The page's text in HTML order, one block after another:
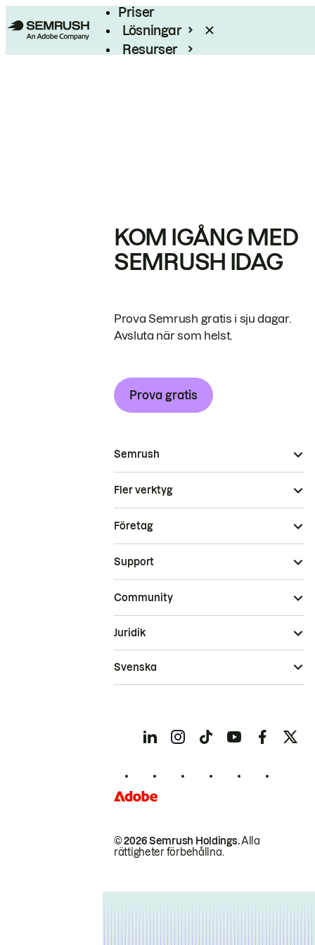
Priser
Lösningar
Resurser
KOM IGÅNG MED
SEMRUSH IDAG
Prova Semrush gratis i sju dagar.
Avsluta när som helst.
Prova gratis
Semrush
Fler verktyg
Företag
Support
Community
© 2026 Semrush Holdings.Alla
rättigheter förbehållna.
Juridik
Svenska